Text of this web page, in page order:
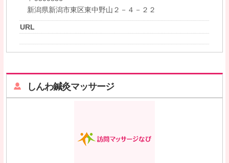
新潟県新潟市東区東中野山２－４－２２
URL
しんわ鍼灸マッサージ